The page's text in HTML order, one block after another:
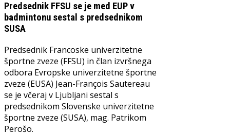
Predsednik FFSU se je med EUP v
badmintonu sestal s predsednikom
SUSA
Predsednik Francoske univerzitetne
športne zveze (FFSU) in član izvršnega
odbora Evropske univerzitetne športne
zveze (EUSA) Jean-François Sautereau
se je včeraj v Ljubljani sestal s
predsednikom Slovenske univerzitetne
športne zveze (SUSA), mag. Patrikom
Perošo.